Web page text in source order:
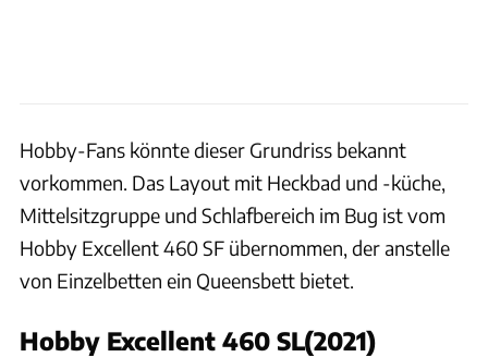
Hobby-Fans könnte dieser Grundriss bekannt
vorkommen. Das Layout mit Heckbad und -küche,
Mittelsitzgruppe und Schlafbereich im Bug ist vom
Hobby Excellent 460 SF übernommen, der anstelle
von Einzelbetten ein Queensbett bietet.
Hobby Excellent 460 SL(2021)